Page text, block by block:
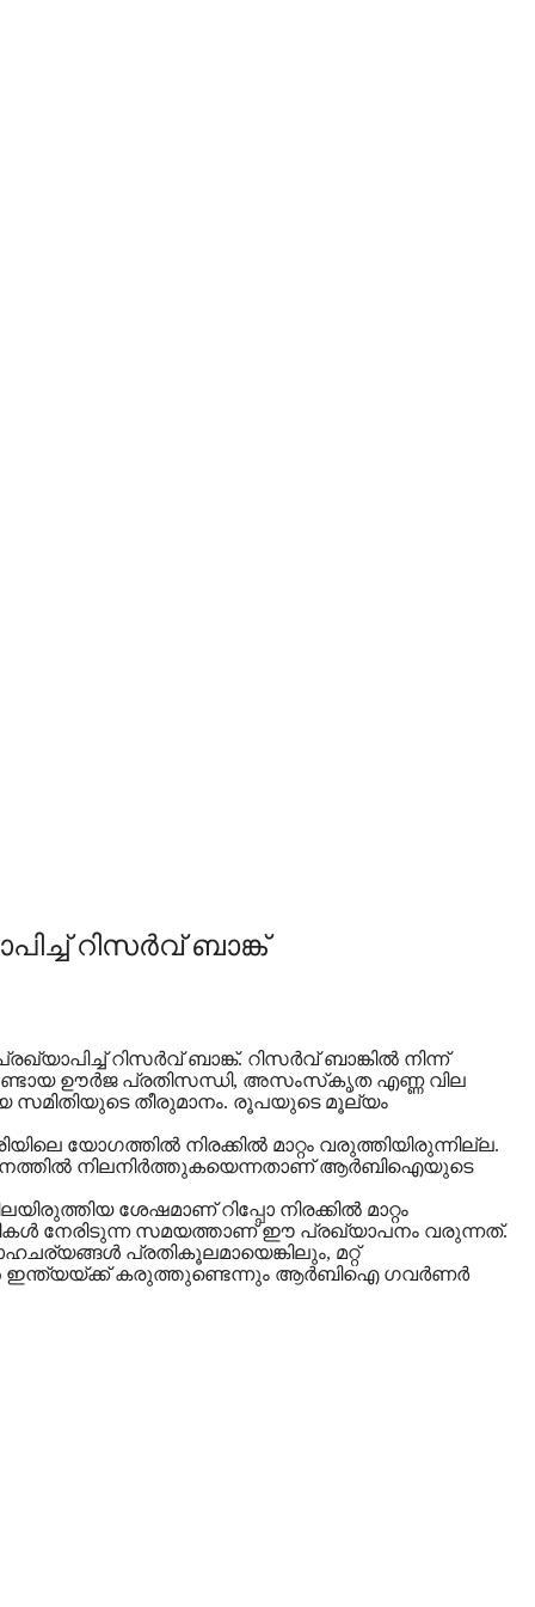
റിസര്‍വ് ബാങ്ക്
റിസര്‍വ് ബാങ്ക്. റിസര്‍വ് ബാങ്കില്‍ നിന്ന്
ഊര്‍ജ പ്രതിസന്ധി, അസംസ്‌കൃത എണ്ണ വില
സമിതിയുടെ തീരുമാനം. രൂപയുടെ മൂല്യം
യോഗത്തില്‍ നിരക്കില്‍ മാറ്റം വരുത്തിയിരുന്നില്ല.
നിലനിര്‍ത്തുകയെന്നതാണ് ആര്‍ബിഐയുടെ
ശേഷമാണ് റിപ്പോ നിരക്കില്‍ മാറ്റം
നേരിടുന്ന സമയത്താണ് ഈ പ്രഖ്യാപനം വരുന്നത്.
പ്രതികൂലമായെങ്കിലും, മറ്റ്
ഇന്ത്യയ്ക്ക് കരുത്തുണ്ടെന്നും ആര്‍ബിഐ ഗവര്‍ണര്‍